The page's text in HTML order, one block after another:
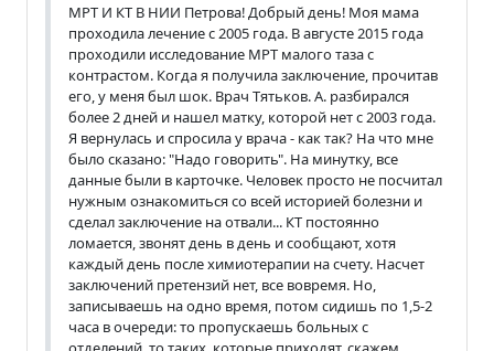
МРТ И КТ В НИИ Петрова! Добрый день! Моя мама
проходила лечение с 2005 года. В августе 2015 года
проходили исследование МРТ малого таза с
контрастом. Когда я получила заключение, прочитав
его, у меня был шок. Врач Тятьков. А. разбирался
более 2 дней и нашел матку, которой нет с 2003 года.
Я вернулась и спросила у врача - как так? На что мне
было сказано: "Надо говорить". На минутку, все
данные были в карточке. Человек просто не посчитал
нужным ознакомиться со всей историей болезни и
сделал заключение на отвали... КТ постоянно
ломается, звонят день в день и сообщают, хотя
каждый день после химиотерапии на счету. Насчет
заключений претензий нет, все вовремя. Но,
записываешь на одно время, потом сидишь по 1,5-2
часа в очереди: то пропускаешь больных с